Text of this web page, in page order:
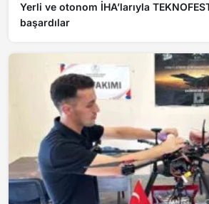
Yerli ve otonom İHA’larıyla
başardılar